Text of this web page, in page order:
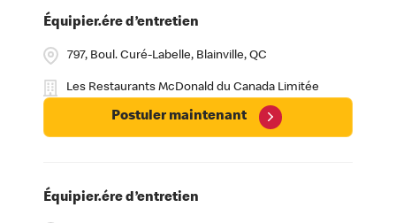
Équipier.ére d’entretien
797, Boul. Curé-Labelle, Blainville, QC
Les Restaurants McDonald du Canada Limitée
Postuler maintenant
Équipier.ére d’entretien